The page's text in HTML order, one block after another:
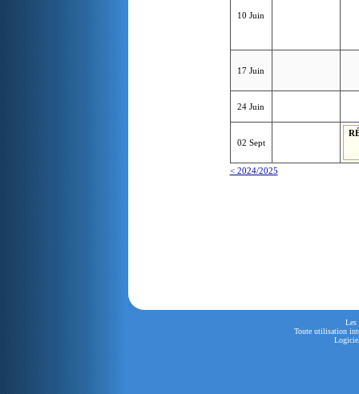
10 Juin
17 Juin
24 Juin
02 Sept
< 2024/2025
Les
Toute utilisation